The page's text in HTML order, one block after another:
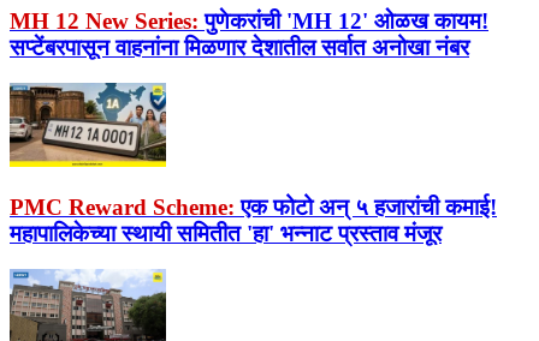
MH 12 New Series: पुणेकरांची 'MH 12' ओळख कायम!
सप्टेंबरपासून वाहनांना मिळणार देशातील सर्वात अनोखा नंबर
PMC Reward Scheme: एक फोटो अन् ५ हजारांची कमाई!
महापालिकेच्या स्थायी समितीत 'हा' भन्नाट प्रस्ताव मंजूर